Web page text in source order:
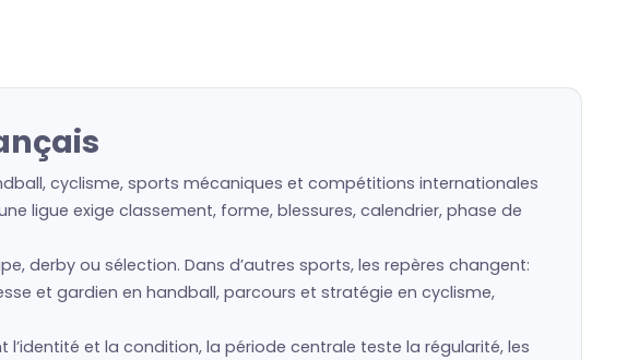
cyclisme, sports mécaniques et compétitions internationales
ligue exige classement, forme, blessures, calendrier, phase de
derby ou sélection. Dans d’autres sports, les repères changent:
et gardien en handball, parcours et stratégie en cyclisme,
et la condition, la période centrale teste la régularité, les